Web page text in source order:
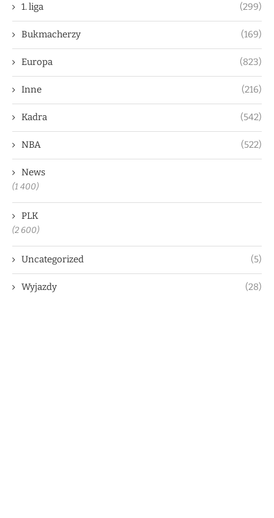
1. liga (299)
Bukmacherzy (169)
Europa (823)
Inne (216)
Kadra (542)
NBA (522)
News
(1 400)
PLK
(2 600)
Uncategorized (5)
Wyjazdy (28)